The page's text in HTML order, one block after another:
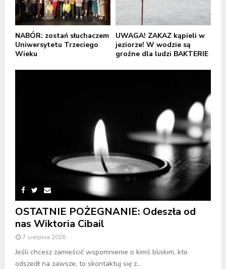
NABÓR: zostań słuchaczem
Uniwersytetu Trzeciego
Wieku
UWAGA! ZAKAZ kąpieli w
jeziorze! W wodzie są
groźne dla ludzi BAKTERIE
OSTATNIE POŻEGNANIE: Odeszła od
nas Wiktoria Cibail
7 sierpnia 2026
Jeśli chcesz zamieścić wspomnienie o kimś bliskim, kto
odszedł na zawsze, to skontaktuj się z...